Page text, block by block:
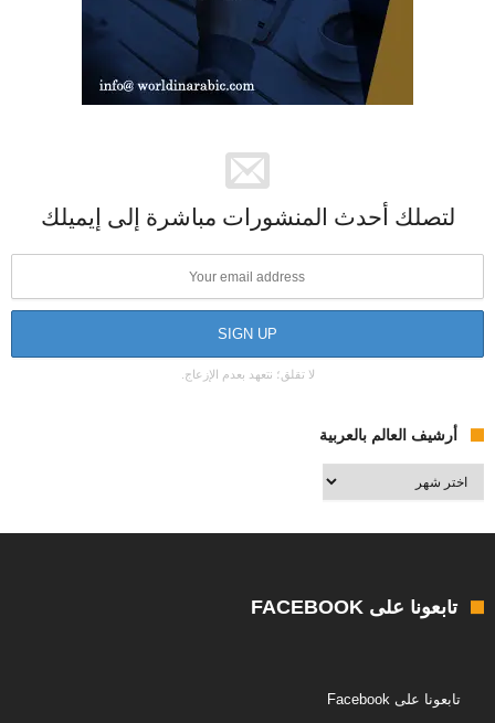
لتصلك أحدث المنشورات مباشرة إلى إيميلك
لا تقلق؛ نتعهد بعدم الإزعاج.
أرشيف العالم بالعربية
أرشيف
العالم
تابعونا على FACEBOOK
تابعونا على Facebook